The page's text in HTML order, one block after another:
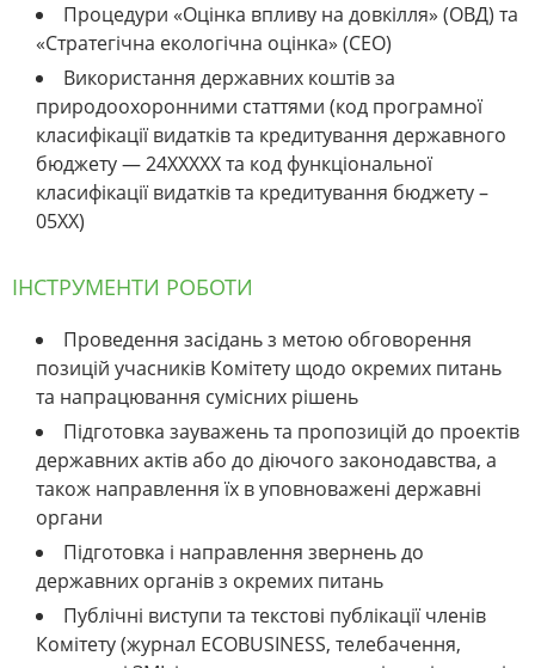
Процедури «Оцінка впливу на довкілля» (ОВД) та
«Стратегічна екологічна оцінка» (СЕО)
Використання державних коштів за
природоохоронними статтями (код програмної
класифікації видатків та кредитування державного
бюджету — 24ХХХХХ та код функціональної
класифікації видатків та кредитування бюджету –
05ХХ)
ІНСТРУМЕНТИ РОБОТИ
Проведення засідань з метою обговорення
позицій учасників Комітету щодо окремих питань
та напрацювання сумісних рішень
Підготовка зауважень та пропозицій до проектів
державних актів або до діючого законодавства, а
також направлення їх в уповноважені державні
органи
Підготовка і направлення звернень до
державних органів з окремих питань
Публічні виступи та текстові публікації членів
Комітету (журнал ECOBUSINESS, телебачення,